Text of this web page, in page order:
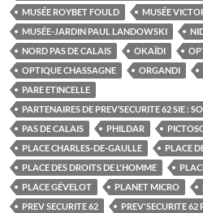
MUSÉE ROYBET FOULD
MUSÉE
MUSÉE-JARDIN PAUL LANDOWSKI
NORD PAS DE CALAIS
OKAÏDI
OPTIQUE CHASSAGNE
ORGANDI
PARE ETINCELLE
PARTENAIRES DE PREV’SECURITE 62 SIE :
PAS DE CALAIS
PHILDAR
PLACE CHARLES-DE-GAULLE
PLACE
PLACE DES DROITS DE L'HOMME
PLACE GÉVELOT
PLANET MICRO
PREV SECURITE 62
PREV'SECURITE